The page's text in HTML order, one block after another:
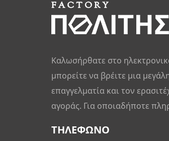
Καλωσήρθατε στο
μπορείτε να βρέιτε μια
επαγγελματία και τον
αγοράς. Για οποιαδήποτε
ΤΗΛΕΦΩΝΟ